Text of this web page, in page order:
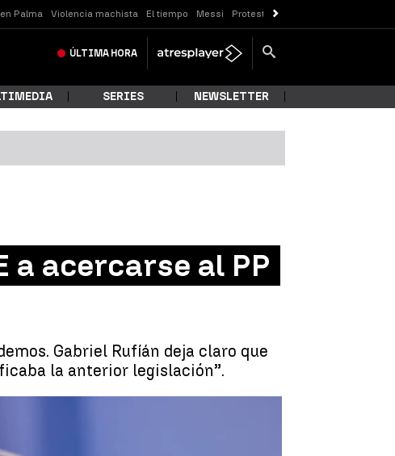
Palma Violencia machista El tiempo Messi Protestas Sóller
ÚLTIMA HORA
SERIES NEWSLETTER
a acercarse al PP
Gabriel Rufíán deja claro que
la anterior legislación”.